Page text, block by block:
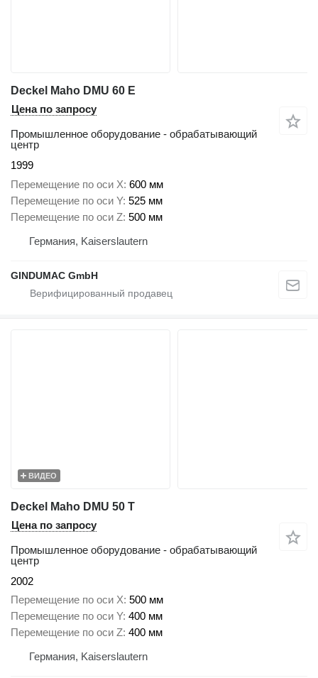
Deckel Maho DMU 60 E
Цена по запросу
Промышленное оборудование - обрабатывающий
центр
1999
Перемещение по оси X 600 мм
Перемещение по оси Y 525 мм
Перемещение по оси Z 500 мм
Германия, Kaiserslautern
GINDUMAC GmbH
ВИДЕО
Deckel Maho DMU 50 T
Цена по запросу
Промышленное оборудование - обрабатывающий
центр
2002
Перемещение по оси X 500 мм
Перемещение по оси Y 400 мм
Перемещение по оси Z 400 мм
Германия, Kaiserslautern